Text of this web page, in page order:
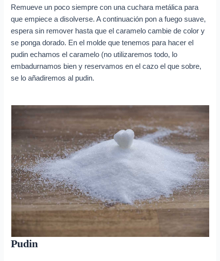
Remueve un poco siempre con una cuchara metálica para
que empiece a disolverse. A continuación pon a fuego suave,
espera sin remover hasta que el caramelo cambie de color y
se ponga dorado. En el molde que tenemos para hacer el
pudin echamos el caramelo (no utilizaremos todo, lo
embadurnamos bien y reservamos en el cazo el que sobre,
se lo añadiremos al pudin.
Pudin